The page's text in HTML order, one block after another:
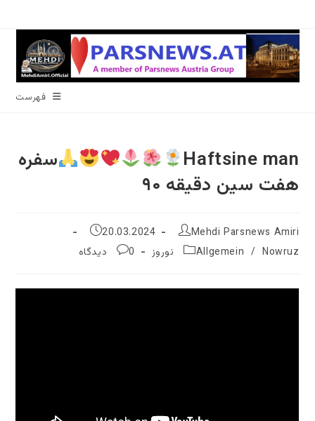
محتوا
فهرست
Haftsine man
سفره
هفت سین دقیقه ۹۰
نویسندهٔ
Mehdi Parsnews Amiri
نوشته
شده
20.03.2024
دسته‌
Allgemein / Nowruz نوروز
نظرات
0 دیدگاه